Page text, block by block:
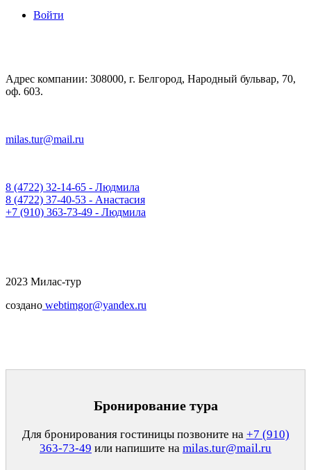
Войти
Адрес компании: 308000, г. Белгород, Народный бульвар, 70,
оф. 603.
milas.tur@mail.ru
8 (4722) 32-14-65 - Людмила
8 (4722) 37-40-53 - Анастасия
+7 (910) 363-73-49 - Людмила
2023 Милас-тур
создано webtimgor@yandex.ru
Бронирование тура
Для бронирования гостиницы позвоните на +7 (910)
363-73-49 или напишите на milas.tur@mail.ru